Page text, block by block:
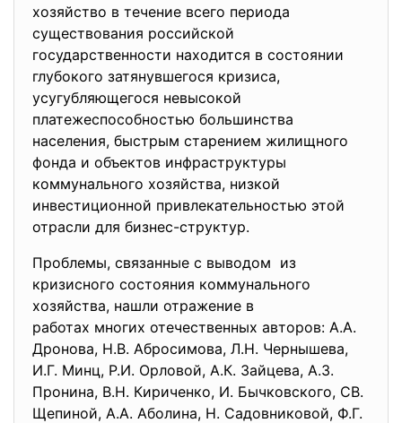
хозяйство в течение всего периода
существования российской
государственности находится в состоянии
глубокого затянувшегося кризиса,
усугубляющегося невысокой
платежеспособностью большинства
населения, быстрым старением жилищного
фонда и объектов инфраструктуры
коммунального хозяйства, низкой
инвестиционной привлекательностью этой
отрасли для бизнес-структур.
Проблемы, связанные с выводом из
кризисного состояния коммунального
хозяйства, нашли отражение в
работах многих отечественных авторов: А.А.
Дронова, Н.В. Абросимова, Л.Н. Чернышева,
И.Г. Минц, Р.И. Орловой, А.К. Зайцева, А.З.
Пронина, В.Н. Кириченко, И. Бычковского, СВ.
Щепиной, А.А. Аболина, Н. Садовниковой, Ф.Г.